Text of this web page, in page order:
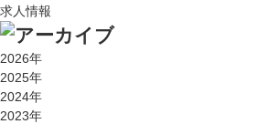
求人情報
2026年
2025年
2024年
2023年